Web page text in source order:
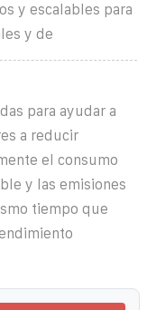
y escalables para
y de
para ayudar a
a reducir
el consumo
y las emisiones
tiempo que